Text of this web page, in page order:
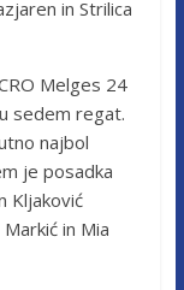
in Strilica
Melges 24
sedem regat.
najbol
je posadka
Kljaković
in Mia